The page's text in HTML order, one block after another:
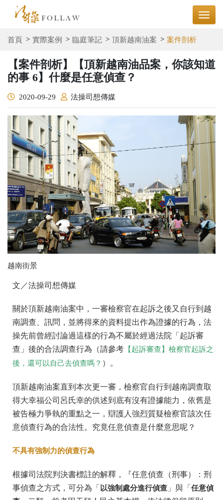
首頁 實際案例 臨庭筆記 頂新越南油案 案件剖析
【案件剖析】【頂新越南油品案，你該知道
的事 6】什麼是任意偵查？
2020-09-29 法操司想傳媒
越南街景
文／法操司想傳媒
關於頂新越南油案中，一審檢察官在起訴之後又自行到越
南調查、訊問，並將得來的資料提出作為證據的行為，法
操先前曾經討論過這樣的行為不屬於經過法院「起訴審
查」後的合法調查行為（請參考 【起訴審查】檢察官起訴之
後，還可以自己去偵查嗎？ ）。
頂新越南油案直到本次更一審，檢察官自行到越南調查取
得大幸福公司呂氏幸的供述到底有沒有證據能力，依舊是
被告極力爭執的重點之一，辯護人強烈質疑檢察官該次任
意偵查行為的合法性。究竟任意偵查是什麼意思呢？
不具有強制力的偵查行為
根據司法院判決書標註的解釋，『任意偵查（刑事）：刑
事偵查之方式，可分為「 以強制處分進行偵查 」與「 任意偵